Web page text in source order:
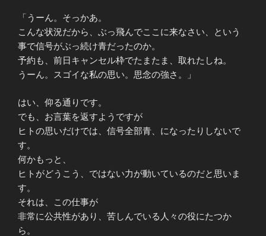
「うーん。そっかあ。
こんな状況だから、ぶっ飛んでここに来なさい、という
事で信号がぶっ続け青だったのか。
予約も、前日キャンセル枠でたまたま、取れたしね。
うーん。スゴイな私の思い。思念の強さ。」
はい、仰る通りです。
でも、お言葉を返すようですが
ヒトの思いだけでは、信号全部青、になったりしないで
す。
何かもっと、
ヒトがどうこう、ではない力が動いているのだと思いま
す。
それは、この仕事が
非常に公共性があり、苦しんでいる人々の役にたつか
ら。